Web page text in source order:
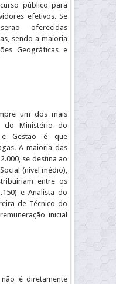
público para
efetivos. Se
oferecidas
sendo a maioria
Geográficas e
um dos mais
do Ministério do
e Gestão é que
A maioria das
se destina ao
(nível médio),
entre os
e Analista do
de Técnico do
inicial
é diretamente